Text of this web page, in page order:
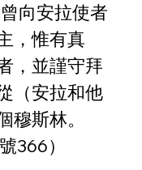
向安拉使者
，惟有真
，並謹守拜
（安拉和他
穆斯林。
366）